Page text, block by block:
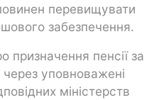
перевищувати
забезпечення.
призначення пенсії за
через уповноважені
міністерств